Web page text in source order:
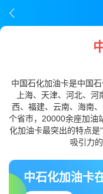
中国石化加油卡是中国
上海、天津、河北、
西、福建、云南、海南
个省市，20000余座加油
化加油卡最突出的特点是
吸引力
中石化加油卡